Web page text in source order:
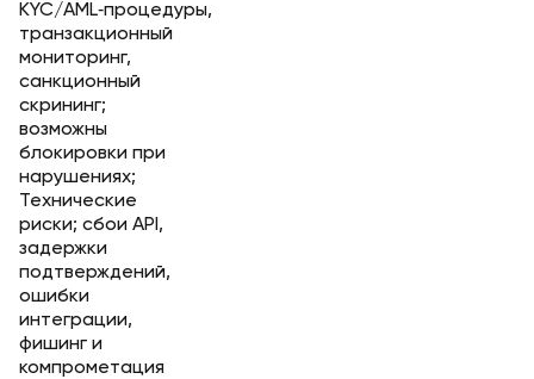
KYC/AML‑процедуры,
транзакционный
мониторинг,
санкционный
скрининг;
возможны
блокировки при
нарушениях;
Технические
риски; сбои API,
задержки
подтверждений,
ошибки
интеграции,
фишинг и
компрометация